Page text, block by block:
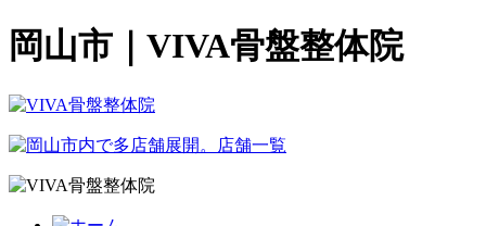
岡山市｜VIVA骨盤整体院